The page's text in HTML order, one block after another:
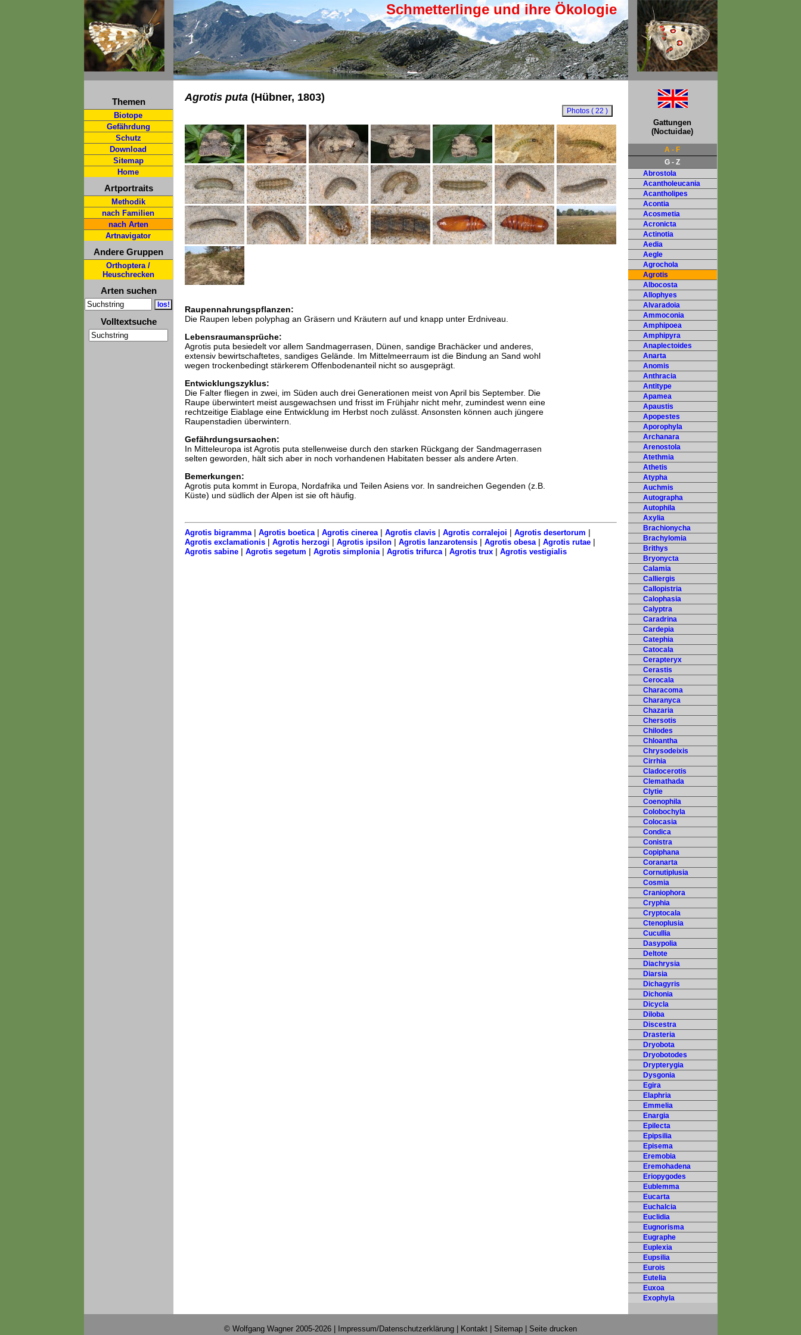
Schmetterlinge und ihre Ökologie
Themen
Biotope
Gefährdung
Schutz
Download
Sitemap
Home
Artportraits
Methodik
nach Familien
nach Arten
Artnavigator
Andere Gruppen
Orthoptera /
Heuschrecken
Arten suchen
Volltextsuche
Agrotis puta(Hübner, 1803)
Raupennahrungspflanzen:
Die Raupen leben polyphag an Gräsern und Kräutern auf und knapp unter Erdniveau.
Lebensraumansprüche:
Agrotis puta besiedelt vor allem Sandmagerrasen, Dünen, sandige Brachäcker und anderes,
extensiv bewirtschaftetes, sandiges Gelände. Im Mittelmeerraum ist die Bindung an Sand wohl
wegen trockenbedingt stärkerem Offenbodenanteil nicht so ausgeprägt.
Entwicklungszyklus:
Die Falter fliegen in zwei, im Süden auch drei Generationen meist von April bis September. Die
Raupe überwintert meist ausgewachsen und frisst im Frühjahr nicht mehr, zumindest wenn eine
rechtzeitige Eiablage eine Entwicklung im Herbst noch zulässt. Ansonsten können auch jüngere
Raupenstadien überwintern.
Gefährdungsursachen:
In Mitteleuropa ist Agrotis puta stellenweise durch den starken Rückgang der Sandmagerrasen
selten geworden, hält sich aber in noch vorhandenen Habitaten besser als andere Arten.
Bemerkungen:
Agrotis puta kommt in Europa, Nordafrika und Teilen Asiens vor. In sandreichen Gegenden (z.B.
Küste) und südlich der Alpen ist sie oft häufig.
Agrotis bigramma| Agrotis boetica| Agrotis cinerea| Agrotis clavis| Agrotis corralejoi | Agrotis desertorum |
Agrotis exclamationis| Agrotis herzogi | Agrotis ipsilon| Agrotis lanzarotensis| Agrotis obesa| Agrotis rutae|
Agrotis sabine| Agrotis segetum | Agrotis simplonia| Agrotis trifurca| Agrotis trux| Agrotis vestigialis
Gattungen
(Noctuidae)
A - F
G - Z
Abrostola
Acantholeucania
Acantholipes
Acontia
Acosmetia
Acronicta
Actinotia
Aedia
Aegle
Agrochola
Agrotis
Albocosta
Allophyes
Alvaradoia
Ammoconia
Amphipoea
Amphipyra
Anaplectoides
Anarta
Anomis
Anthracia
Antitype
Apamea
Apaustis
Apopestes
Aporophyla
Archanara
Arenostola
Atethmia
Athetis
Atypha
Auchmis
Autographa
Autophila
Axylia
Brachionycha
Brachylomia
Brithys
Bryonycta
Calamia
Calliergis
Callopistria
Calophasia
Calyptra
Caradrina
Cardepia
Catephia
Catocala
Cerapteryx
Cerastis
Cerocala
Characoma
Charanyca
Chazaria
Chersotis
Chilodes
Chloantha
Chrysodeixis
Cirrhia
Cladocerotis
Clemathada
Clytie
Coenophila
Colobochyla
Colocasia
Condica
Conistra
Copiphana
Coranarta
Cornutiplusia
Cosmia
Craniophora
Cryphia
Cryptocala
Ctenoplusia
Cucullia
Dasypolia
Deltote
Diachrysia
Diarsia
Dichagyris
Dichonia
Dicycla
Diloba
Discestra
Drasteria
Dryobota
Dryobotodes
Drypterygia
Dysgonia
Egira
Elaphria
Emmelia
Enargia
Epilecta
Epipsilia
Episema
Eremobia
Eremohadena
Eriopygodes
Eublemma
Eucarta
Euchalcia
Euclidia
Eugnorisma
Eugraphe
Euplexia
Eupsilia
Eurois
Eutelia
Euxoa
Exophyla
© Wolfgang Wagner 2005-2026 | Impressum/Datenschutzerklärung Kontakt Sitemap Seite drucken